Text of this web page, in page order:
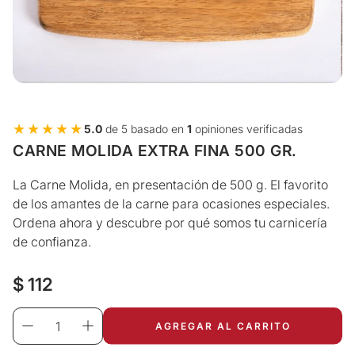
★★★★★
★★★★★5.0 de 5 basado en 1 opiniones verificadas
CARNE MOLIDA EXTRA FINA 500 GR.
La Carne Molida, en presentación de 500 g. El favorito
de los amantes de la carne para ocasiones especiales.
Ordena ahora y descubre por qué somos tu carnicería
de confianza.
Precio
regular
$ 112
AGREGAR AL CARRITO